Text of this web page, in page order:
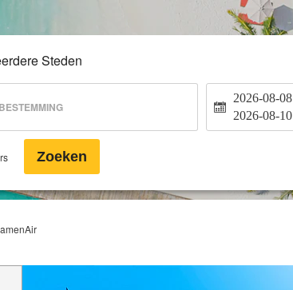
Steden
BESTEMMING
2026-08-08
2026-08-10
Zoeken